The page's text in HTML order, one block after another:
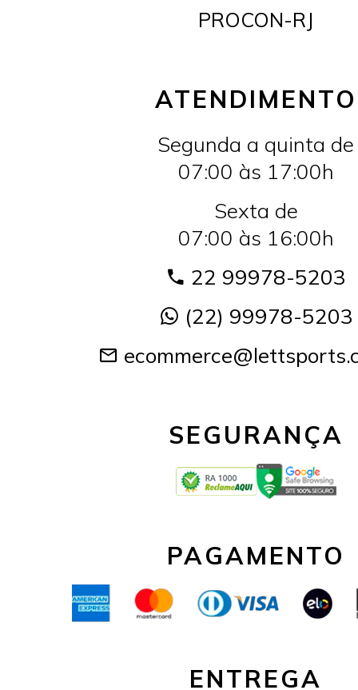
PROCON-RJ
ATENDIMENTO
Segunda a quinta de
07:00 às 17:00h
Sexta de
07:00 às 16:00h
22 99978-5203
(22) 99978-5203
SEGURANÇA
PAGAMENTO
ENTREGA